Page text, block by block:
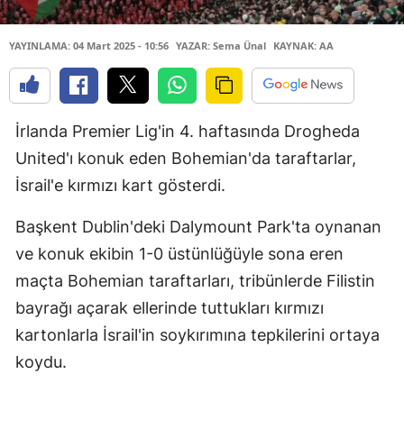
YAYINLAMA: 04 Mart 2025 - 10:56 YAZAR: Sema Ünal KAYNAK: AA
İrlanda Premier Lig'in 4. haftasında Drogheda
United'ı konuk eden Bohemian'da taraftarlar,
İsrail'e kırmızı kart gösterdi.
Başkent Dublin'deki Dalymount Park'ta oynanan
ve konuk ekibin 1-0 üstünlüğüyle sona eren
maçta Bohemian taraftarları, tribünlerde Filistin
bayrağı açarak ellerinde tuttukları kırmızı
kartonlarla İsrail'in soykırımına tepkilerini ortaya
koydu.